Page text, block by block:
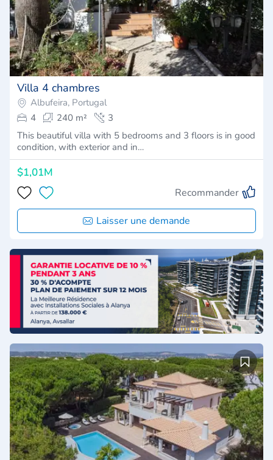
Villa 4 chambres
Albufeira, Portugal
4
240 m²
3
This beautiful villa with 5 bedrooms and 3 floors is in good
condition, with exterior and in…
$1,01M
Recommander
Laisser une demande